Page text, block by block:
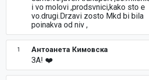
i vo molovi ,prodsvnici,kako sto e
vo.drugi.Drzavi zosto Mkd bi bila
poinakva od niv ,
1 Антоанета Кимовска
ЗА! ❤️